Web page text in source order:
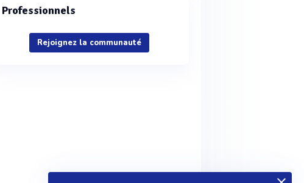
Professionnels
Rejoignez la communauté